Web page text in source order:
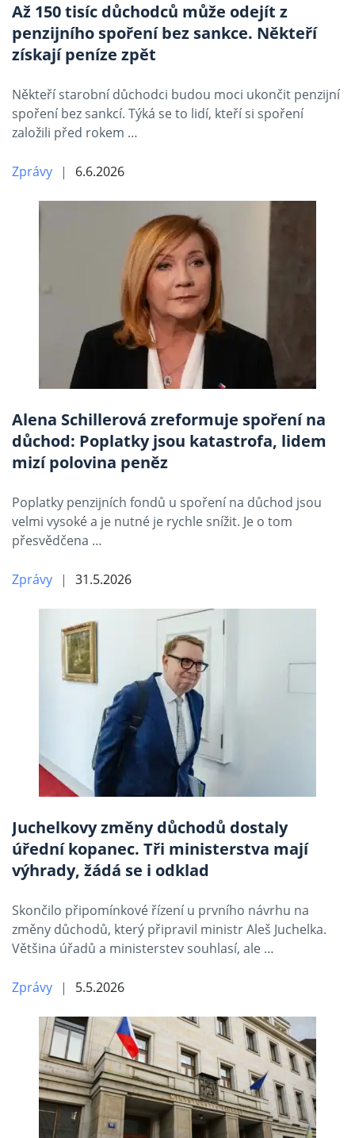
Až 150 tisíc důchodců může odejít z
penzijního spoření bez sankce. Někteří
získají peníze zpět
Někteří starobní důchodci budou moci ukončit penzijní
spoření bez sankcí. Týká se to lidí, kteří si spoření
založili před rokem …
Zprávy 6.6.2026
Alena Schillerová zreformuje spoření na
důchod: Poplatky jsou katastrofa, lidem
mizí polovina peněz
Poplatky penzijních fondů u spoření na důchod jsou
velmi vysoké a je nutné je rychle snížit. Je o tom
přesvědčena …
Zprávy 31.5.2026
Juchelkovy změny důchodů dostaly
úřední kopanec. Tři ministerstva mají
výhrady, žádá se i odklad
Skončilo připomínkové řízení u prvního návrhu na
změny důchodů, který připravil ministr Aleš Juchelka.
Většina úřadů a ministerstev souhlasí, ale …
Zprávy 5.5.2026